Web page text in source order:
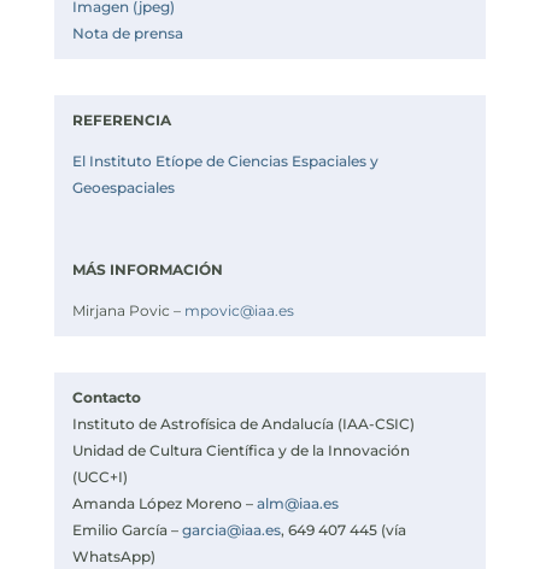
Imagen (jpeg)
Nota de prensa
REFERENCIA
El Instituto Etíope de Ciencias Espaciales y
Geoespaciales
MÁS INFORMACIÓN
Mirjana Povic – mpovic@iaa.es
Contacto
Instituto de Astrofísica de Andalucía (IAA-CSIC)
Unidad de Cultura Científica y de la Innovación
(UCC+I)
Amanda López Moreno – alm@iaa.es
Emilio García – garcia@iaa.es, 649 407 445 (vía
WhatsApp)